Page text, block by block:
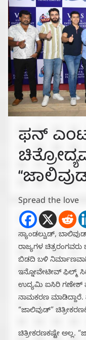
ಫನ್
Spread the love
ಸ್ಯಾಂಡಲ್ವುಡ್,
ರಾಜ್ಯಗಳ
ಬಿಡದಿ ಬಳಿ
ಇನ್ನೋವೇಟೀವ್ ಫಿಲ್ಮ್
ಉದ್ಯಮಿ ಐಸಿರಿ ಗಣೇಶ್
ನಾಮಕರಣ
“ಜಾಲಿವುಡ್”
ಚಿತ್ರೀಕರಣಕಷ್ಟೇ